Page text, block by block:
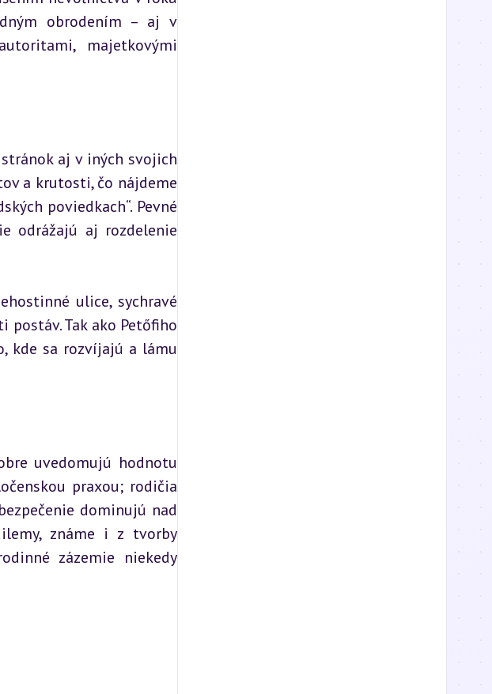
obrodením – aj v
majetkovými
aj v iných svojich
a krutosti, čo nájdeme
poviedkach“. Pevné
odrážajú aj rozdelenie
ulice, sychravé
Tak ako Petőfiho
kde sa rozvíjajú a lámu
uvedomujú hodnotu
praxou; rodičia
dominujú nad
známe i z tvorby
zázemie niekedy